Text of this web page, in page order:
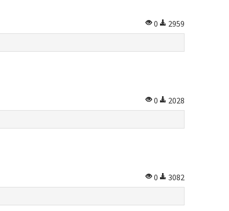
0
2959
0
2028
0
3082